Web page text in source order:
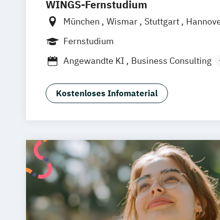
WINGS-Fernstudium
München Wismar Stuttgart
Frankfurt am Main
Fernstudium
Angewandte KI
Business Consulting
Human Resource Management
International Logistics & Trade
Kostenloses Infomaterial